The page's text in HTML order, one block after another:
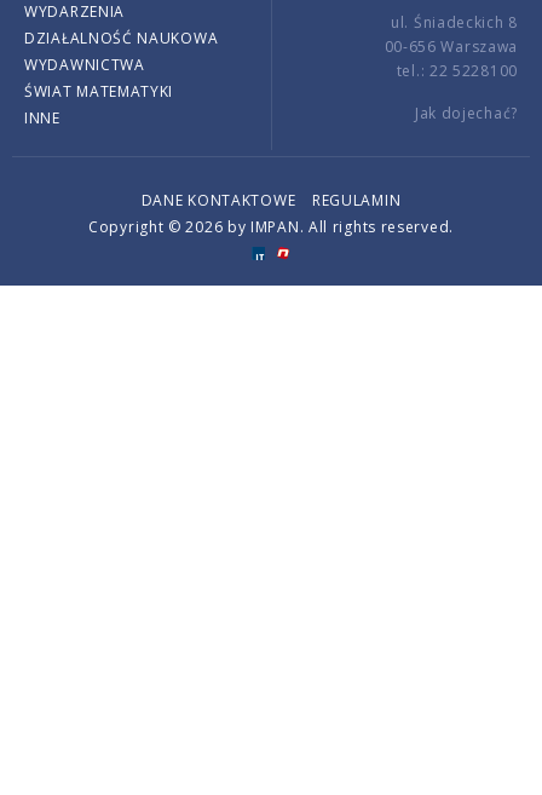
WYDARZENIA
DZIAŁALNOŚĆ NAUKOWA
WYDAWNICTWA
ŚWIAT MATEMATYKI
INNE
ul. Śniadeckich 8
00-656 Warszawa
tel.: 22 5228100
Jak dojechać?
DANE KONTAKTOWE
REGULAMIN
Copyright © 2026 by IMPAN. All rights reserved.